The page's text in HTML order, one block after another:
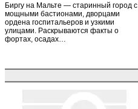
Биргу на Мальте — старинный город с
мощными бастионами, дворцами
ордена госпитальеров и узкими
улицами. Раскрываются факты о
фортах, осадах…